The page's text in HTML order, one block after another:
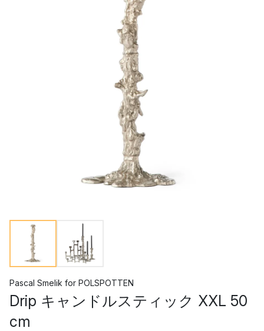
Pascal Smelik for POLSPOTTEN
Drip キャンドルスティック XXL 50
cm